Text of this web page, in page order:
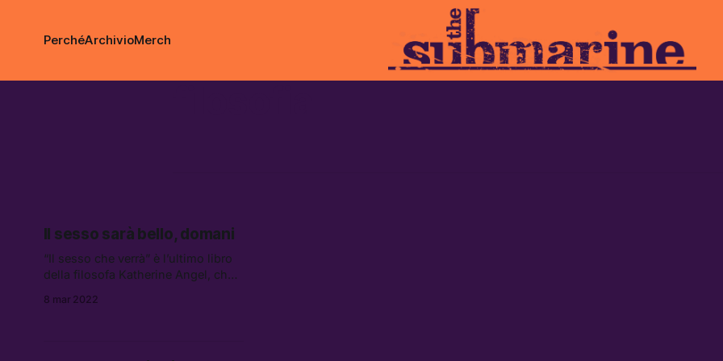
PerchéArchivioMerch
Il sesso sarà bello, domani
“Il sesso che verrà” è l’ultimo libro
della filosofa Katherine Angel, che
piacere femminile in una
8 mar 2022